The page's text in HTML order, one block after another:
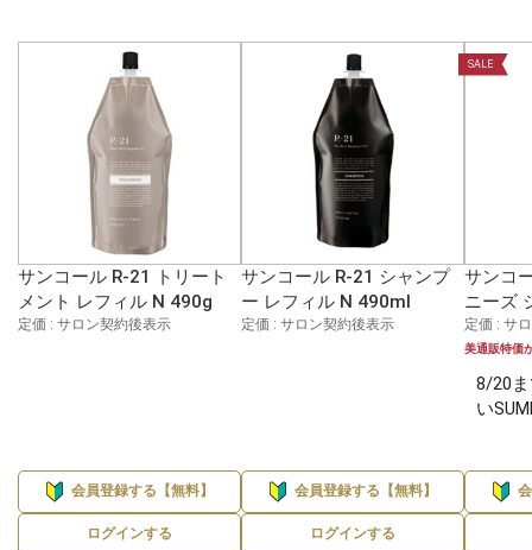
サンコール R-21 トリート
メント レフィル N 490g
定価 : サロン契約後表示
会員登録する【無料】
ログインする
サンコール R-21 シャンプ
ー レフィル N 490ml
定価 : サロン契約後表示
会員登録する【無料】
ログインする
SALE
サンコ
ニーズ
定価 : サ
美通販特価
8/20
い